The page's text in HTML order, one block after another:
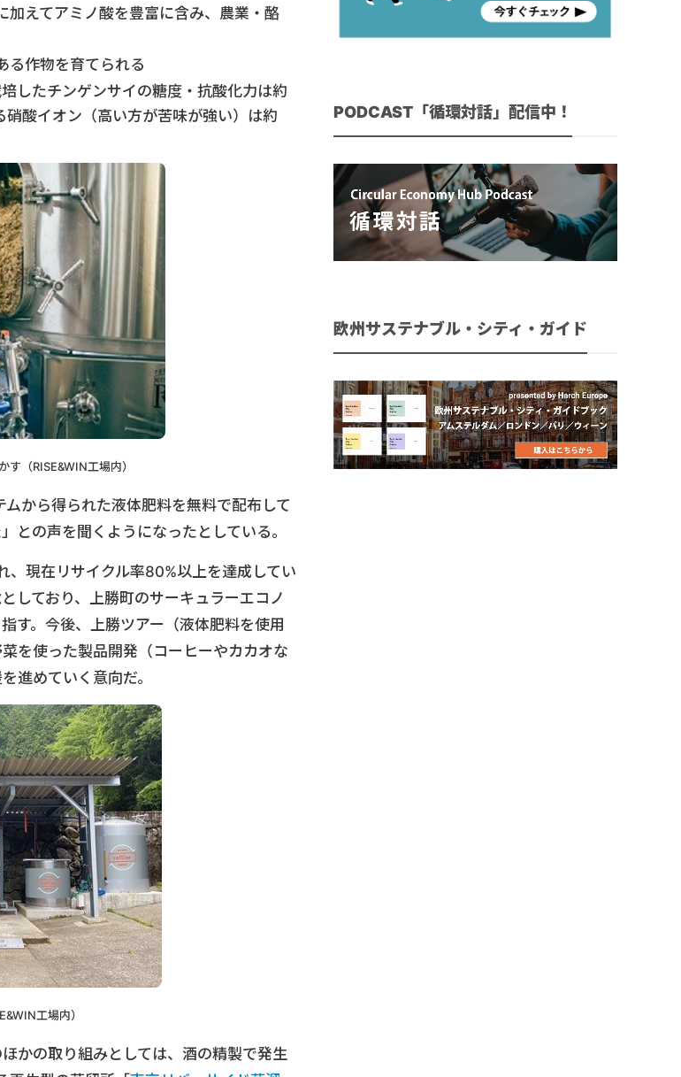
えてアミノ酸を豊富に含み、農業・酪
る作物を育てられる
したチンゲンサイの糖度・抗酸化力は約
酸イオン（高い方が苦味が強い）は約
（RISE&WIN工場内）
から得られた液体肥料を無料で配布して
との声を聞くようになったとしている。
現在リサイクル率80%以上を達成してい
しており、上勝町のサーキュラーエコノ
す。今後、上勝ツアー（液体肥料を使用
を使った製品開発（コーヒーやカカオな
進めていく意向だ。
工場内）
かの取り組みとしては、酒の精製で発生
PODCAST「循環対話」配信中！
欧州サステナブル・シティ・ガイド